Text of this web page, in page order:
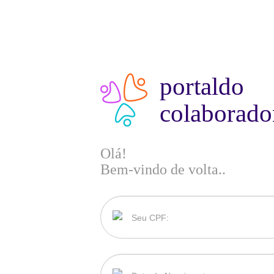
portaldo
Olá!
Bem-vindo de volta..